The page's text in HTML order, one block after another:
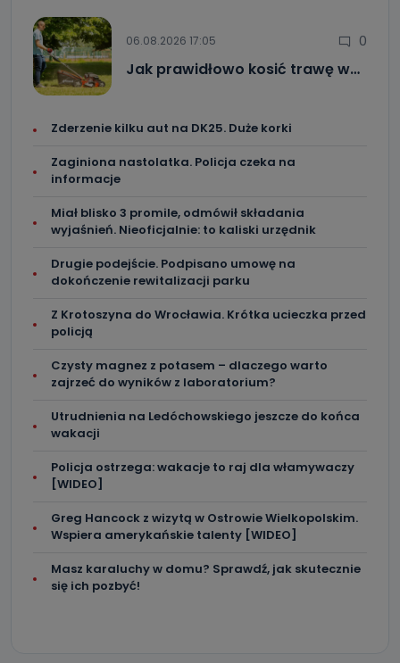
06.08.2026 17:05 0
Jak prawidłowo kosić trawę w…
Zderzenie kilku aut na DK25. Duże korki
Zaginiona nastolatka. Policja czeka na
informacje
Miał blisko 3 promile, odmówił składania
wyjaśnień. Nieoficjalnie: to kaliski urzędnik
Drugie podejście. Podpisano umowę na
dokończenie rewitalizacji parku
Z Krotoszyna do Wrocławia. Krótka ucieczka przed
policją
Czysty magnez z potasem – dlaczego warto
zajrzeć do wyników z laboratorium?
Utrudnienia na Ledóchowskiego jeszcze do końca
wakacji
Policja ostrzega: wakacje to raj dla włamywaczy
[WIDEO]
Greg Hancock z wizytą w Ostrowie Wielkopolskim.
Wspiera amerykańskie talenty [WIDEO]
Masz karaluchy w domu? Sprawdź, jak skutecznie
się ich pozbyć!